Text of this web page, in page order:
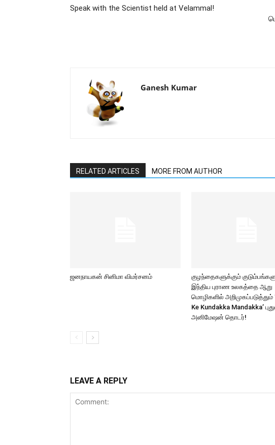
Speak with the Scientist held at Velammal!
Ganesh Kumar
RELATED ARTICLES MORE FROM AUTHOR
ஜனநாயகன் சினிமா விமர்சனம்
குழந்தைகளுக்கும்
இந்திய புராண உலகத்தை ஆறு
மொழிகளில் அறிமுகப்படுத்தும்
Ke Kundakka Mandakka’
அனிமேஷன் தொடர்!
LEAVE A REPLY